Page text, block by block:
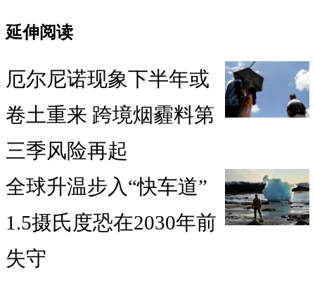
延伸阅读
厄尔尼诺现象下半年或
卷土重来 跨境烟霾料第
三季风险再起
全球升温步入“快车道”
1.5摄氏度恐在2030年前
失守